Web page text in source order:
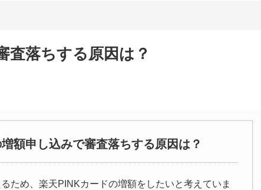
査落ちする原因は？
額申し込みで審査落ちする原因は？
ため、楽天PINKカードの増額をしたいと考えていま